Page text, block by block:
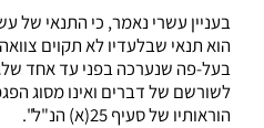
בעניין עשרי נאמר, כי התנאי של
הוא תנאי שבלעדיו לא תקוים
בעל-פה שנערכה בפני עד אחד
לשורשם של דברים ואינו מסוג
הוראותיו של סעיף 25(א) הנ"ל".